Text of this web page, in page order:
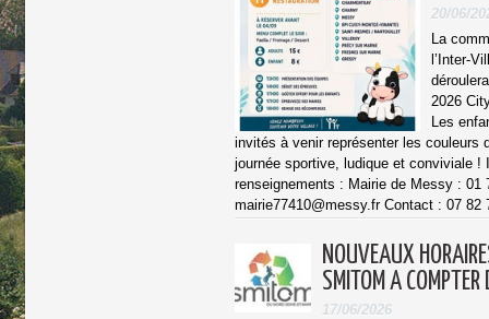
20/06/
La
l’Inter-
2026
Les
invités à venir représenter les couleurs
journée sportive, ludique et conviviale !
renseignements : Mairie de Messy : 01
mairie77410@messy.fr Contact : 07 82
NOUVEAUX
SMITOM A
17/06/2026